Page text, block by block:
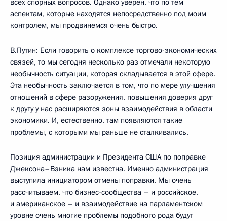
аспектам, которые находятся непосредственно под моим
контролем, мы продвинемся очень быстро.
В.Путин: Если говорить о комплексе торгово-экономических
связей, то мы сегодня несколько раз отмечали некоторую
необычность ситуации, которая складывается в этой сфере.
Эта необычность заключается в том, что по мере улучшения
отношений в сфере разоружения, повышения доверия друг
к другу у нас расширяются зоны взаимодействия в области
экономики. И, естественно, там появляются такие
проблемы, с которыми мы раньше не сталкивались.
Позиция администрации и Президента США по поправке
Джексона–Вэника нам известна. Именно администрация
выступила инициатором отмены поправки. Мы очень
рассчитываем, что бизнес-сообщества – и российское,
и американское – и взаимодействие на парламентском
уровне очень многие проблемы подобного рода будут